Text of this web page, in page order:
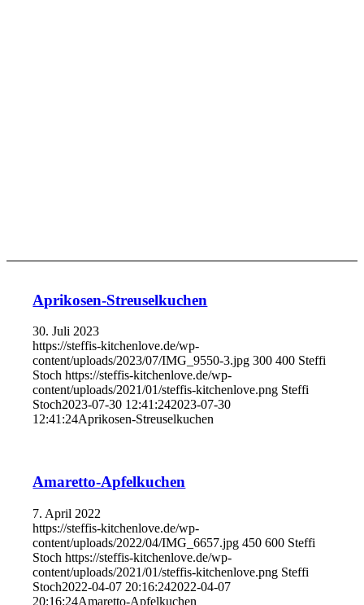
Aprikosen-Streuselkuchen
30. Juli 2023
https://steffis-kitchenlove.de/wp-
content/uploads/2023/07/IMG_9550-3.jpg 300 400 Steffi
Stoch https://steffis-kitchenlove.de/wp-
content/uploads/2021/01/steffis-kitchenlove.png Steffi
Stoch2023-07-30 12:41:242023-07-30
12:41:24Aprikosen-Streuselkuchen
Amaretto-Apfelkuchen
7. April 2022
https://steffis-kitchenlove.de/wp-
content/uploads/2022/04/IMG_6657.jpg 450 600 Steffi
Stoch https://steffis-kitchenlove.de/wp-
content/uploads/2021/01/steffis-kitchenlove.png Steffi
Stoch2022-04-07 20:16:242022-04-07
20:16:24Amaretto-Apfelkuchen